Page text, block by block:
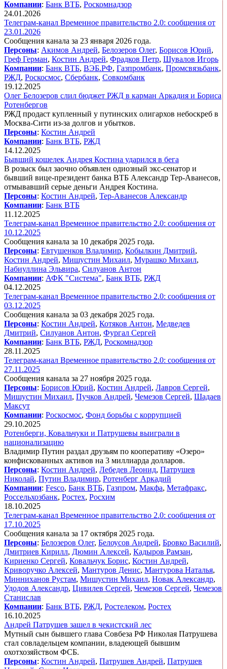
Компании: Банк ВТБ, Роскомнадзор
24.01.2026
Телеграм-канал Временное правительство 2.0: сообщения от
23.01.2026
Сообщения канала за 23 января 2026 года.
Персоны: Акимов Андрей, Белозеров Олег, Борисов Юрий,
Греф Герман, Костин Андрей, Фрадков Петр, Шувалов Игорь
Компании: Банк ВТБ, ВЭБ.РФ, Газпромбанк, Промсвязьбанк,
РЖД, Роскосмос, Сбербанк, Совкомбанк
19.12.2025
Олег Белозеров слил бюджет РЖД в карман Аркадия и Бориса
Ротенбергов
РЖД продаст купленный у путинских олигархов небоскреб в
Москва-Сити из-за долгов и убытков.
Персоны: Костин Андрей
Компании: Банк ВТБ, РЖД
14.12.2025
Бывший кошелек Андрея Костина ударился в бега
В розыск был заочно объявлен одиозный экс-сенатор и
бывший вице-президент банка ВТБ Александр Тер-Аванесов,
отмывавший серые деньги Андрея Костина.
Персоны: Костин Андрей, Тер-Аванесов Александр
Компании: Банк ВТБ
11.12.2025
Телеграм-канал Временное правительство 2.0: сообщения от
10.12.2025
Сообщения канала за 10 декабря 2025 года.
Персоны: Евтушенков Владимир, Кобылкин Дмитрий,
Костин Андрей, Мишустин Михаил, Мурашко Михаил,
Набиуллина Эльвира, Силуанов Антон
Компании: АФК "Система", Банк ВТБ, РЖД
04.12.2025
Телеграм-канал Временное правительство 2.0: сообщения от
03.12.2025
Сообщения канала за 03 декабря 2025 года.
Персоны: Костин Андрей, Котяков Антон, Медведев
Дмитрий, Силуанов Антон, Фургал Сергей
Компании: Банк ВТБ, РЖД, Роскомнадзор
28.11.2025
Телеграм-канал Временное правительство 2.0: сообщения от
27.11.2025
Сообщения канала за 27 ноября 2025 года.
Персоны: Борисов Юрий, Костин Андрей, Лавров Сергей,
Мишустин Михаил, Пучков Андрей, Чемезов Сергей, Шадаев
Максут
Компании: Роскосмос, Фонд борьбы с коррупцией
29.10.2025
Ротенберги, Ковальчуки и Патрушевы выиграли в
национализацию
Владимир Путин раздал друзьям по кооперативу «Озеро»
конфискованных активов на 3 миллиарда долларов.
Персоны: Костин Андрей, Лебедев Леонид, Патрушев
Николай, Путин Владимир, Ротенберг Аркадий
Компании: Fesco, Банк ВТБ, Газпром, Макфа, Метафракс,
Россельхозбанк, Ростех, Росхим
18.10.2025
Телеграм-канал Временное правительство 2.0: сообщения от
17.10.2025
Сообщения канала за 17 октября 2025 года.
Персоны: Белозеров Олег, Белоусов Андрей, Бровко Василий,
Дмитриев Кирилл, Дюмин Алексей, Кадыров Рамзан,
Кириенко Сергей, Ковальчук Борис, Костин Андрей,
Криворучко Алексей, Мантуров Денис, Мантурова Наталья,
Минниханов Рустам, Мишустин Михаил, Новак Александр,
Удодов Александр, Цивилев Сергей, Чемезов Сергей, Чемезов
Станислав
Компании: Банк ВТБ, РЖД, Ростелеком, Ростех
16.10.2025
Андрей Патрушев зашел в чекистский лес
Мутный сын бывшего глава Совбеза РФ Николая Патрушева
стал совладельцем компании, владеющей бывшим
охотхозяйством ФСБ.
Персоны: Костин Андрей, Патрушев Андрей, Патрушев